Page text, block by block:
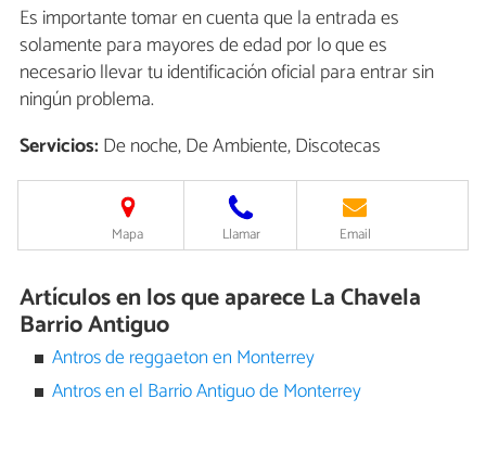
Es importante tomar en cuenta que la entrada es
solamente para mayores de edad por lo que es
necesario llevar tu identificación oficial para entrar sin
ningún problema.
Servicios:De noche, De Ambiente, Discotecas
Mapa Llamar Email
Artículos en los que aparece La Chavela
Barrio Antiguo
Antros de reggaeton en Monterrey
Antros en el Barrio Antiguo de Monterrey